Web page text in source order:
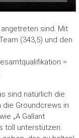
sind. Mit
(343,5) und den
=
sind natürlich die
die Groundcrews in
„A Gallant
toll unterstützen.